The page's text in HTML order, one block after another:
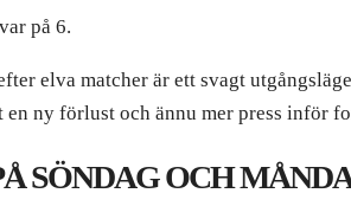
på 6.
elva matcher är ett svagt
ny förlust och ännu mer press inför
SÖNDAG OCH